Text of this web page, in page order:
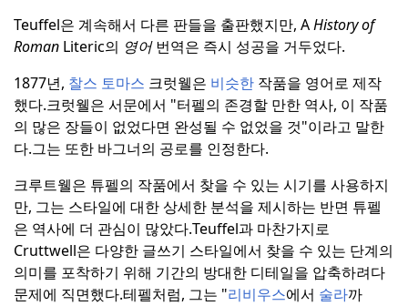
Teuffel은 계속해서 다른 판들을 출판했지만, AHistory of
Roman Literic의 영어번역은 즉시 성공을 거두었다.
1877년, 찰스 토마스 크럿웰은 비슷한 작품을 영어로 제작
했다.크럿웰은 서문에서 "터펠의 존경할 만한 역사, 이 작품
의 많은 장들이 없었다면 완성될 수 없었을 것"이라고 말한
다.그는 또한 바그너의 공로를 인정한다.
크루트웰은 튜펠의 작품에서 찾을 수 있는 시기를 사용하지
만, 그는 스타일에 대한 상세한 분석을 제시하는 반면 튜펠
은 역사에 더 관심이 많았다.Teuffel과 마찬가지로
Cruttwell은 다양한 글쓰기 스타일에서 찾을 수 있는 단계의
의미를 포착하기 위해 기간의 방대한 디테일을 압축하려다
문제에 직면했다.테펠처럼, 그는 "리비우스에서 술라까